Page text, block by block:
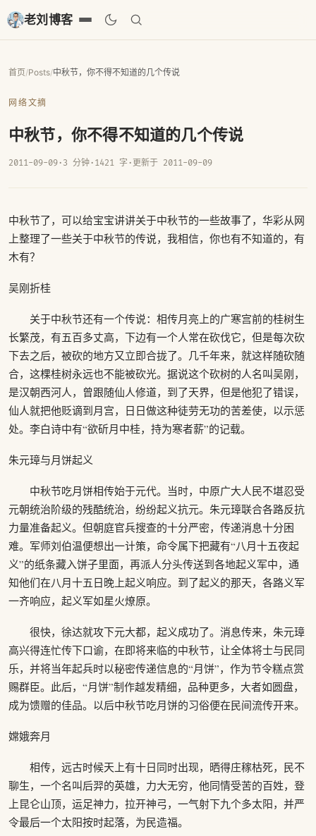
老刘博客
首页/Posts/中秋节，你不得不知道的几个传说
网络文摘
中秋节，你不得不知道的几个传说
2011-09-09· 3 分钟· 1421 字 · 更新于 2011-09-09
中秋节了，可以给宝宝讲讲关于中秋节的一些故事了，华彩从网
上整理了一些关于中秋节的传说，我相信，你也有不知道的，有
木有？
吴刚折桂
关于中秋节还有一个传说：相传月亮上的广寒宫前的桂树生
长繁茂，有五百多丈高，下边有一个人常在砍伐它，但是每次砍
下去之后，被砍的地方又立即合拢了。几千年来，就这样随砍随
合，这棵桂树永远也不能被砍光。据说这个砍树的人名叫吴刚，
是汉朝西河人，曾跟随仙人修道，到了天界，但是他犯了错误，
仙人就把他贬谪到月宫，日日做这种徒劳无功的苦差使，以示惩
处。李白诗中有“欲斫月中桂，持为寒者薪”的记载。
朱元璋与月饼起义
中秋节吃月饼相传始于元代。当时，中原广大人民不堪忍受
元朝统治阶级的残酷统治，纷纷起义抗元。朱元璋联合各路反抗
力量准备起义。但朝庭官兵搜查的十分严密，传递消息十分困
难。军师刘伯温便想出一计策，命令属下把藏有“八月十五夜起
义”的纸条藏入饼子里面，再派人分头传送到各地起义军中，通
知他们在八月十五日晚上起义响应。到了起义的那天，各路义军
一齐响应，起义军如星火燎原。
很快，徐达就攻下元大都，起义成功了。消息传来，朱元璋
高兴得连忙传下口谕，在即将来临的中秋节，让全体将士与民同
乐，并将当年起兵时以秘密传递信息的“月饼”，作为节令糕点赏
赐群臣。此后，“月饼”制作越发精细，品种更多，大者如圆盘，
成为馈赠的佳品。以后中秋节吃月饼的习俗便在民间流传开来。
嫦娥奔月
相传，远古时候天上有十日同时出现，晒得庄稼枯死，民不
聊生，一个名叫后羿的英雄，力大无穷，他同情受苦的百姓，登
上昆仑山顶，运足神力，拉开神弓，一气射下九个多太阳，并严
令最后一个太阳按时起落，为民造福。